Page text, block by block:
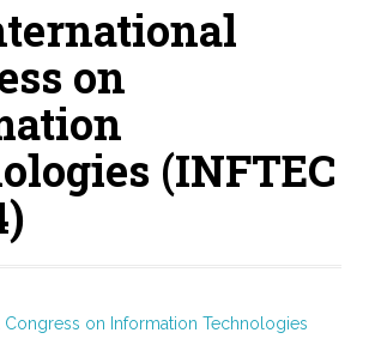
on
(INFTEC
Congress on Information Technologies